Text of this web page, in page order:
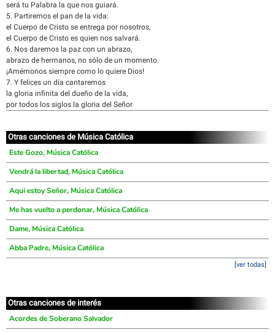
será tu Palabra la que nos guiará.
5. Partiremos el pan de la vida:
el Cuerpo de Cristo se entrega por nosotros,
el Cuerpo de Cristo es quien nos salvará.
6. Nos daremos la paz con un abrazo,
abrazo de hermanos, no sólo de un momento.
¡Amémonos siempre como lo quiere Dios!
7. Y felices un día cantaremos
la gloria infinita del dueño de la vida,
por todos los siglos la gloria del Señor
Otras canciones de Música Católica
Este Gozo, Música Católica
Vendrá la libertad, Música Católica
Aqui estoy Señor, Música Católica
Me has vuelto a perdonar, Música Católica
Dame, Música Católica
Abba Padre, Música Católica
[ver todas]
Otras canciones de interés
Acordes de Soberano Salvador